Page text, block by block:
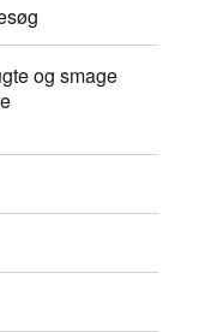
og smage